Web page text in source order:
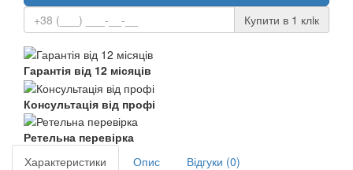
Купити в 1 клiк
Гарантія від 12 місяців
Консультація від профі
Ретельна перевірка
Характеристики
Опис
Відгуки (0)